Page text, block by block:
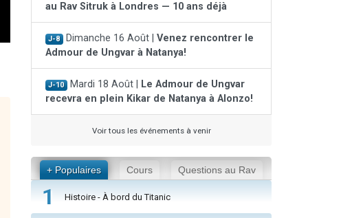
au Rav Sitruk à Londres — 10 ans déjà
J-8 Dimanche 16 Août | Venez rencontrer le
Admour de Ungvar à Natanya!
J-10 Mardi 18 Août |
Le Admour de Ungvar
recevra en plein Kikar de Natanya à Alonzo!
Voir tous les événements à venir
+ Populaires Cours Questions au Rav
1 Histoire - À bord du Titanic